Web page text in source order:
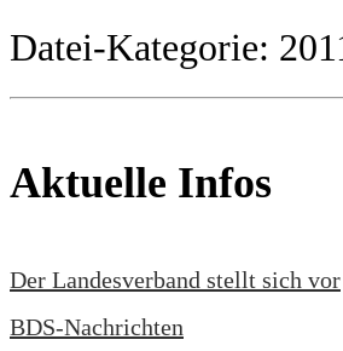
Datei-Kategorie:
Aktuelle Infos
Der Landesverband stellt sich vor
BDS-Nachrichten